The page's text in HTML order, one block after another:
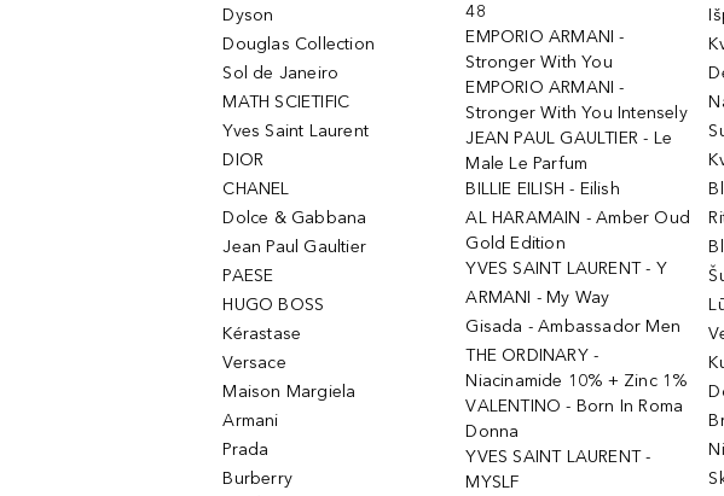
Dyson
Douglas Collection
Sol de Janeiro
MATH SCIETIFIC
Yves Saint Laurent
DIOR
CHANEL
Dolce & Gabbana
Jean Paul Gaultier
PAESE
HUGO BOSS
Kérastase
Versace
Maison Margiela
Armani
Prada
Burberry
48
EMPORIO ARMANI -
Stronger With You
EMPORIO ARMANI -
Stronger With You Intensely
JEAN PAUL GAULTIER - Le
Male Le Parfum
BILLIE EILISH - Eilish
AL HARAMAIN - Amber Oud
Gold Edition
YVES SAINT LAURENT - Y
ARMANI - My Way
Gisada - Ambassador Men
THE ORDINARY -
Niacinamide 10% + Zinc 1%
VALENTINO - Born In Roma
Donna
YVES SAINT LAURENT -
MYSLF